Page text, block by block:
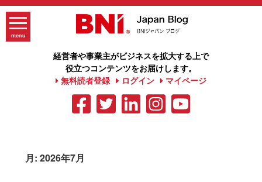
Skip
content
menu
経営者や事業主がビジネスを拡大する上で
役立つコンテンツをお届けします。
無料読者登録
ログイン マイページ
月: 2026年7月